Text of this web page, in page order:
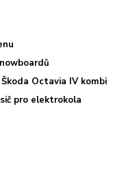
Octavia IV kombi
pro elektrokola